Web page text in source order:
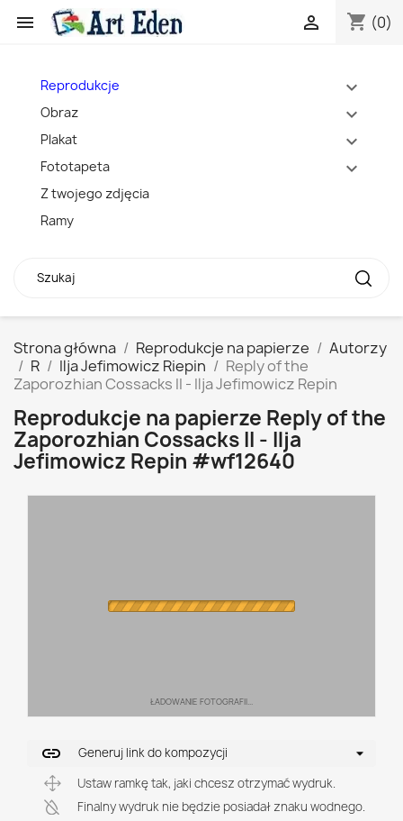
 shopping_cart (0)

expand_more
Reprodukcje
expand_more
Obraz
expand_more
Plakat
expand_more
Fototapeta
Z twojego zdjęcia
Ramy
Strona główna Reprodukcje na papierze
Autorzy
R
Ilja Jefimowicz Riepin
Reply of the
Zaporozhian Cossacks II - Ilja Jefimowicz Repin
Reprodukcje na papierze Reply of the
Zaporozhian Cossacks II - Ilja
Jefimowicz Repin #wf12640
ŁADOWANIE FOTOGRAFII...
link
Generuj link do kompozycji
Ustaw ramkę tak, jaki chcesz otrzymać wydruk.
Finalny wydruk nie będzie posiadał znaku wodnego.